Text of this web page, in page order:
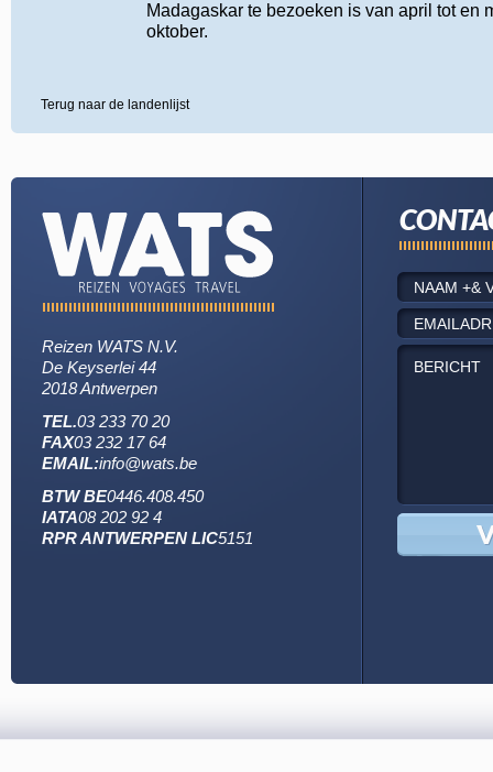
Madagaskar te bezoeken is van april tot en
oktober.
Terug naar de landenlijst
Reizen WATS N.V.
De Keyserlei 44
2018 Antwerpen
TEL.03 233 70 20
FAX03 232 17 64
EMAIL:info@wats.be
BTW BE0446.408.450
IATA08 202 92 4
RPR ANTWERPEN LIC5151